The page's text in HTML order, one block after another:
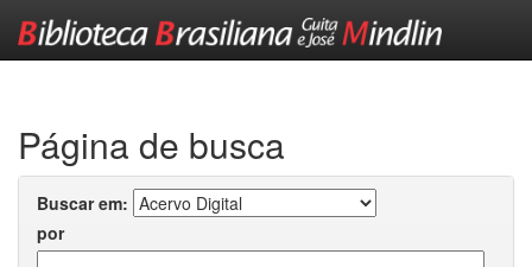
Página de busca
Buscar em:
por